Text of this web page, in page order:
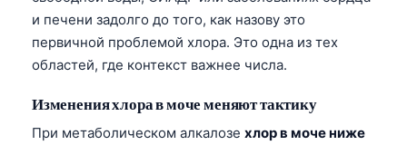
и печени задолго до того, как назову это
первичной проблемой хлора. Это одна из тех
областей, где контекст важнее числа.
Изменения хлора в моче меняют тактику
При метаболическом алкалозе хлор в моче ниже